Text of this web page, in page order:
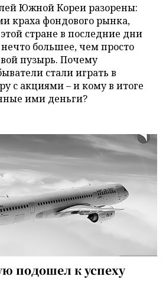
Южной Кореи разорены:
краха фондового рынка,
стране в последние дни
большее, чем просто
пузырь. Почему
стали играть в
с акциями – и кому в итоге
ими деньги?
подошел к успеху